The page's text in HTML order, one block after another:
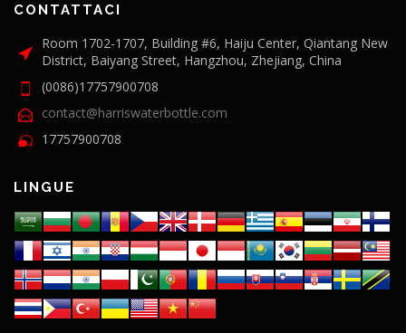
CONTATTACI
Room 1702-1707, Building #6, Haiju Center, Qiantang New
District, Baiyang Street, Hangzhou, Zhejiang, China
(0086)17757900708
contact@harriswaterbottle.com
17757900708
LINGUE